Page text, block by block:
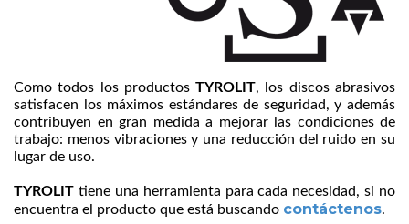
Como todos los productosTYROLIT, los discos abrasivos
satisfacen los máximos estándares de seguridad, y además
contribuyen en gran medida a mejorar las condiciones de
trabajo: menos vibraciones y una reducción del ruido en su
lugar de uso.
TYROLIT tiene una herramienta para cada necesidad, si no
encuentra el producto que está buscando contáctenos.